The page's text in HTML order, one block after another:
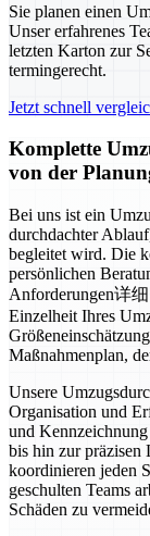
Sie planen einen
Unser erfahrenes
letzten Karton zur
termingerecht.
Jetzt schnell
Komplette
von der
Bei uns ist ein
durchdachter
begleitet wird. Die
persönlichen
Anforderungen详
Einzelheit Ihres
Maßnahmenplan,
Unsere
Organisation und
und
bis hin zur präzisen
koordinieren jeden
geschulten Teams
Schäden zu